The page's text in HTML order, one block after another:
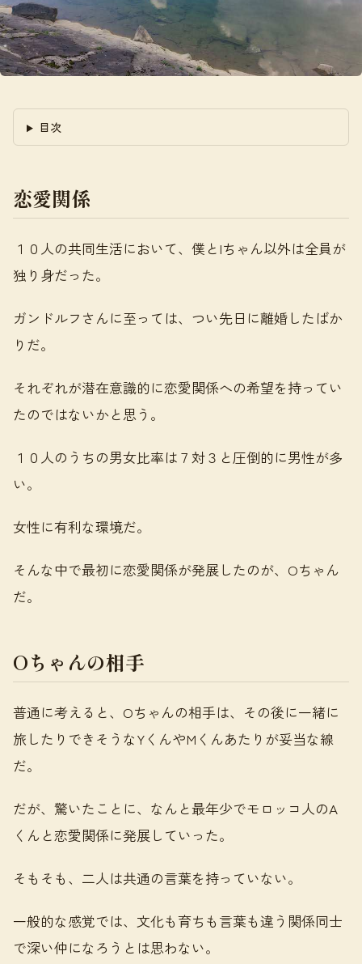
目次
恋愛関係
１０人の共同生活において、僕とIちゃん以外は全員が
独り身だった。
ガンドルフさんに至っては、つい先日に離婚したばか
りだ。
それぞれが潜在意識的に恋愛関係への希望を持ってい
たのではないかと思う。
１０人のうちの男女比率は７対３と圧倒的に男性が多
い。
女性に有利な環境だ。
そんな中で最初に恋愛関係が発展したのが、Oちゃん
だ。
Oちゃんの相手
普通に考えると、Oちゃんの相手は、その後に一緒に
旅したりできそうなYくんやMくんあたりが妥当な線
だ。
だが、驚いたことに、なんと最年少でモロッコ人のA
くんと恋愛関係に発展していった。
そもそも、二人は共通の言葉を持っていない。
一般的な感覚では、文化も育ちも言葉も違う関係同士
で深い仲になろうとは思わない。